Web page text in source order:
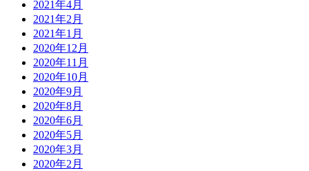
2021年4月
2021年2月
2021年1月
2020年12月
2020年11月
2020年10月
2020年9月
2020年8月
2020年6月
2020年5月
2020年3月
2020年2月